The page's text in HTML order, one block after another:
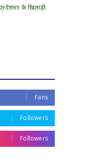
Chhattisgarh .Featured
Fans
Followers
Followers